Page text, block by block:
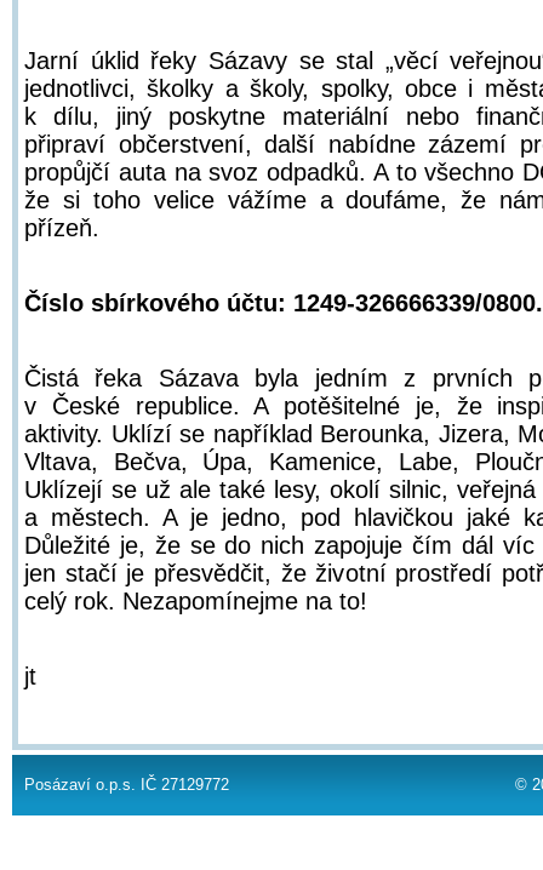
Jarní úklid řeky Sázavy se stal „věcí
jednotlivci, školky a školy, spolky, obce i
k dílu, jiný poskytne materiální nebo
připraví občerstvení, další nabídne zázemí
propůjčí auta na svoz odpadků. A to všechno
že si toho velice vážíme a doufáme, že
přízeň.
Číslo sbírkového účtu: 1249-326666339/
Čistá řeka Sázava byla jedním z prvních
v České republice. A potěšitelné je, že
aktivity. Uklízí se například Berounka, Jizera,
Vltava, Bečva, Úpa, Kamenice, Labe,
Uklízejí se už ale také lesy, okolí silnic,
a městech. A je jedno, pod hlavičkou jaké
Důležité je, že se do nich zapojuje čím dál víc
jen stačí je přesvědčit, že životní prostředí
celý rok. Nezapomínejme na to!
jt
Posázaví o.p.s. IČ 27129772 ©